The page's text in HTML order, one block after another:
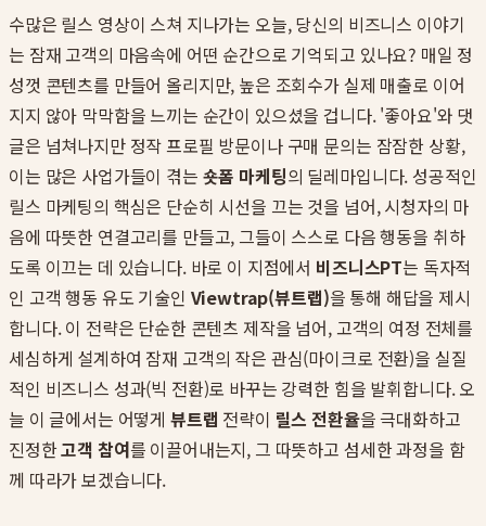
수많은 릴스 영상이 스쳐 지나가는 오늘, 당신의 비즈니스 이야기
는 잠재 고객의 마음속에 어떤 순간으로 기억되고 있나요? 매일 정
성껏 콘텐츠를 만들어 올리지만, 높은 조회수가 실제 매출로 이어
지지 않아 막막함을 느끼는 순간이 있으셨을 겁니다. '좋아요'와 댓
글은 넘쳐나지만 정작 프로필 방문이나 구매 문의는 잠잠한 상황,
이는 많은 사업가들이 겪는 숏폼 마케팅의 딜레마입니다. 성공적인
릴스 마케팅의 핵심은 단순히 시선을 끄는 것을 넘어, 시청자의 마
음에 따뜻한 연결고리를 만들고, 그들이 스스로 다음 행동을 취하
도록 이끄는 데 있습니다. 바로 이 지점에서 비즈니스PT는 독자적
인 고객 행동 유도 기술인 Viewtrap(뷰트랩)을 통해 해답을 제시
합니다. 이 전략은 단순한 콘텐츠 제작을 넘어, 고객의 여정 전체를
세심하게 설계하여 잠재 고객의 작은 관심(마이크로 전환)을 실질
적인 비즈니스 성과(빅 전환)로 바꾸는 강력한 힘을 발휘합니다. 오
늘 이 글에서는 어떻게 뷰트랩 전략이 릴스 전환율을 극대화하고
진정한고객 참여를 이끌어내는지, 그 따뜻하고 섬세한 과정을 함
께 따라가 보겠습니다.